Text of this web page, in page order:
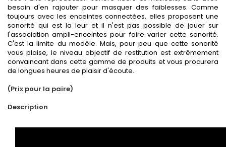
besoin d'en rajouter pour masquer des faiblesses. Comme
toujours avec les enceintes connectées, elles proposent une
sonorité qui est la leur et il n'est pas possible de jouer sur
l'association ampli-enceintes pour faire varier cette sonorité.
C'est la limite du modèle. Mais, pour peu que cette sonorité
vous plaise, le niveau objectif de restitution est extrêmement
convaincant dans cette gamme de produits et vous procurera
de longues heures de plaisir d'écoute.
(Prix pour la paire)
Description